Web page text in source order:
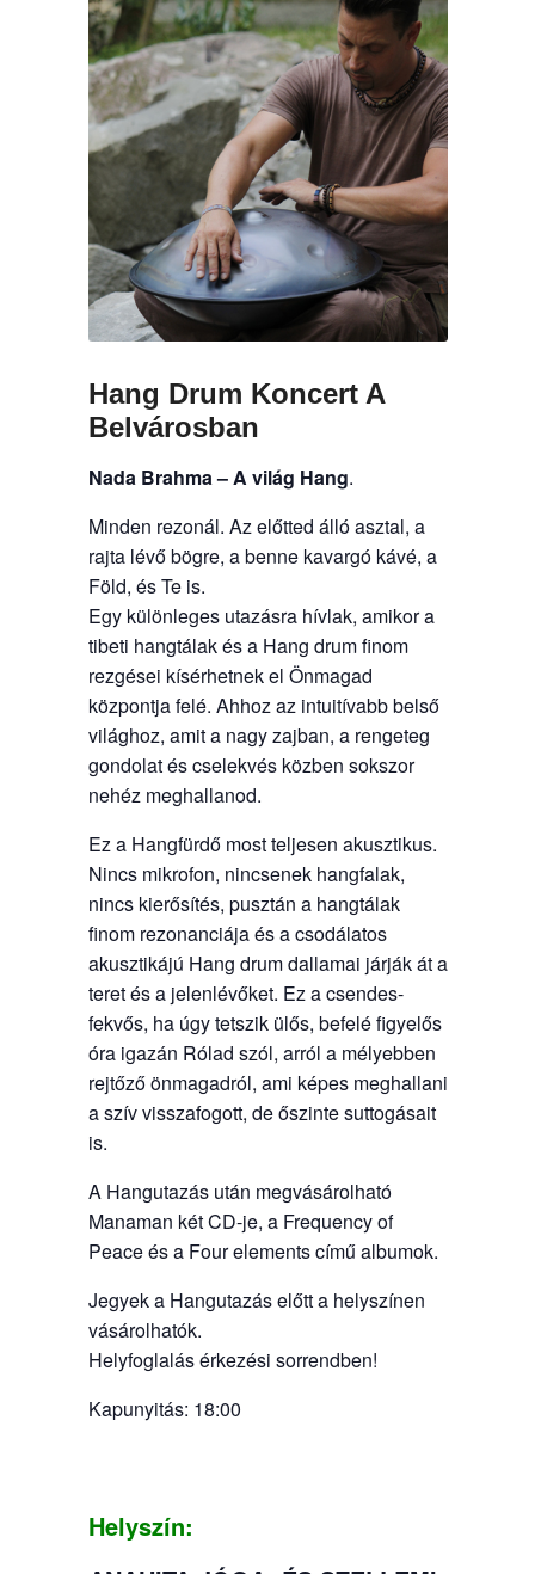
Hang Drum Koncert A
Belvárosban
Nada Brahma – A világ Hang.
Minden rezonál. Az előtted álló asztal, a
rajta lévő bögre, a benne kavargó kávé, a
Föld, és Te is.
Egy különleges utazásra hívlak, amikor a
tibeti hangtálak és a Hang drum finom
rezgései kísérhetnek el Önmagad
központja felé. Ahhoz az intuitívabb belső
világhoz, amit a nagy zajban, a rengeteg
gondolat és cselekvés közben sokszor
nehéz meghallanod.
Ez a Hangfürdő most teljesen akusztikus.
Nincs mikrofon, nincsenek hangfalak,
nincs kierősítés, pusztán a hangtálak
finom rezonanciája és a csodálatos
akusztikájú Hang drum dallamai járják át a
teret és a jelenlévőket. Ez a csendes-
fekvős, ha úgy tetszik ülős, befelé figyelős
óra igazán Rólad szól, arról a mélyebben
rejtőző önmagadról, ami képes meghallani
a szív visszafogott, de őszinte suttogásait
is.
A Hangutazás után megvásárolható
Manaman két CD-je, a Frequency of
Peace és a Four elements című albumok.
Jegyek a Hangutazás előtt a helyszínen
vásárolhatók.
Helyfoglalás érkezési sorrendben!
Kapunyitás: 18:00
Helyszín: